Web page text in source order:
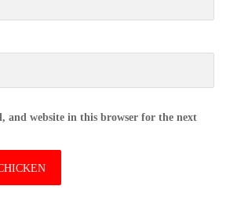
and website in this browser for the next